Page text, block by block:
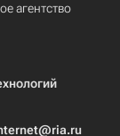
агентство